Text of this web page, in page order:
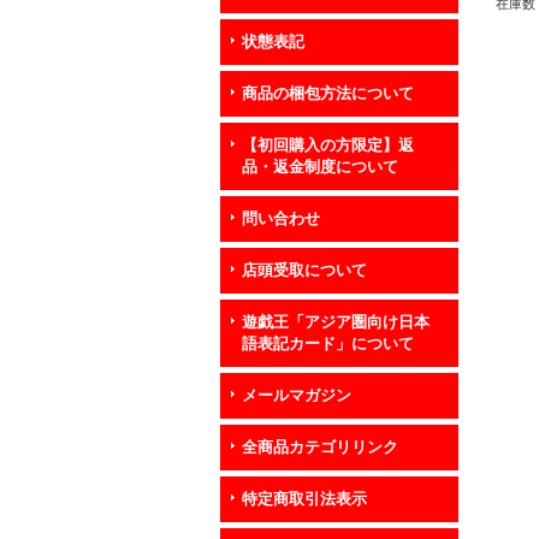
状態表記
商品の梱包方法について
【初回購入の方限定】返
品・返金制度について
問い合わせ
店頭受取について
遊戯王「アジア圏向け日本
語表記カード」について
メールマガジン
全商品カテゴリリンク
特定商取引法表示
在庫数